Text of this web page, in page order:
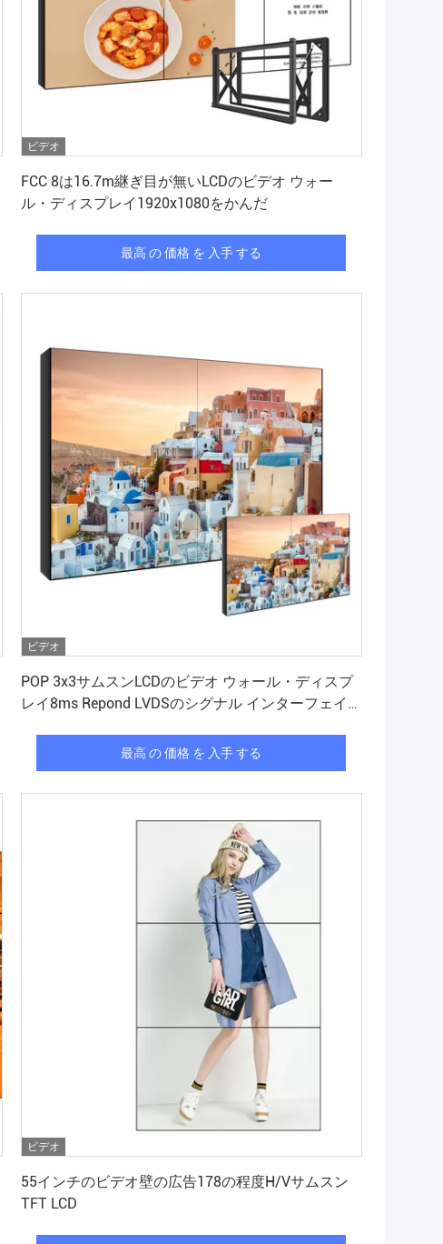
ビデオ
FCC 8は16.7m継ぎ目が無いLCDのビデオ ウォー
ル・ディスプレイ1920x1080をかんだ
最高 の 価格 を 入手 する
ビデオ
POP 3x3サムスンLCDのビデオ ウォール・ディスプ
レイ8ms Repond LVDSのシグナル インターフェイ
最高 の 価格 を 入手 する
ビデオ
55インチのビデオ壁の広告178の程度H/Vサムスン
TFT LCD